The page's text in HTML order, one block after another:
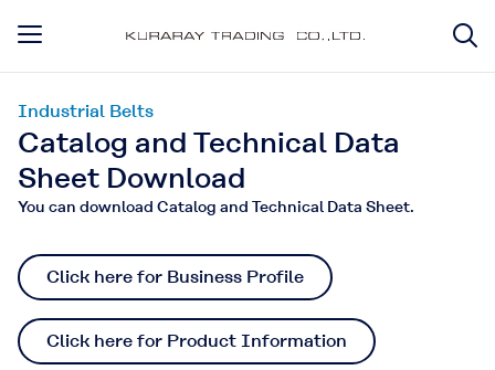
Industrial Belts
Catalog and Technical Data
Sheet Download
You can download Catalog and Technical Data Sheet.
Click here for Business Profile
Click here for Product Information